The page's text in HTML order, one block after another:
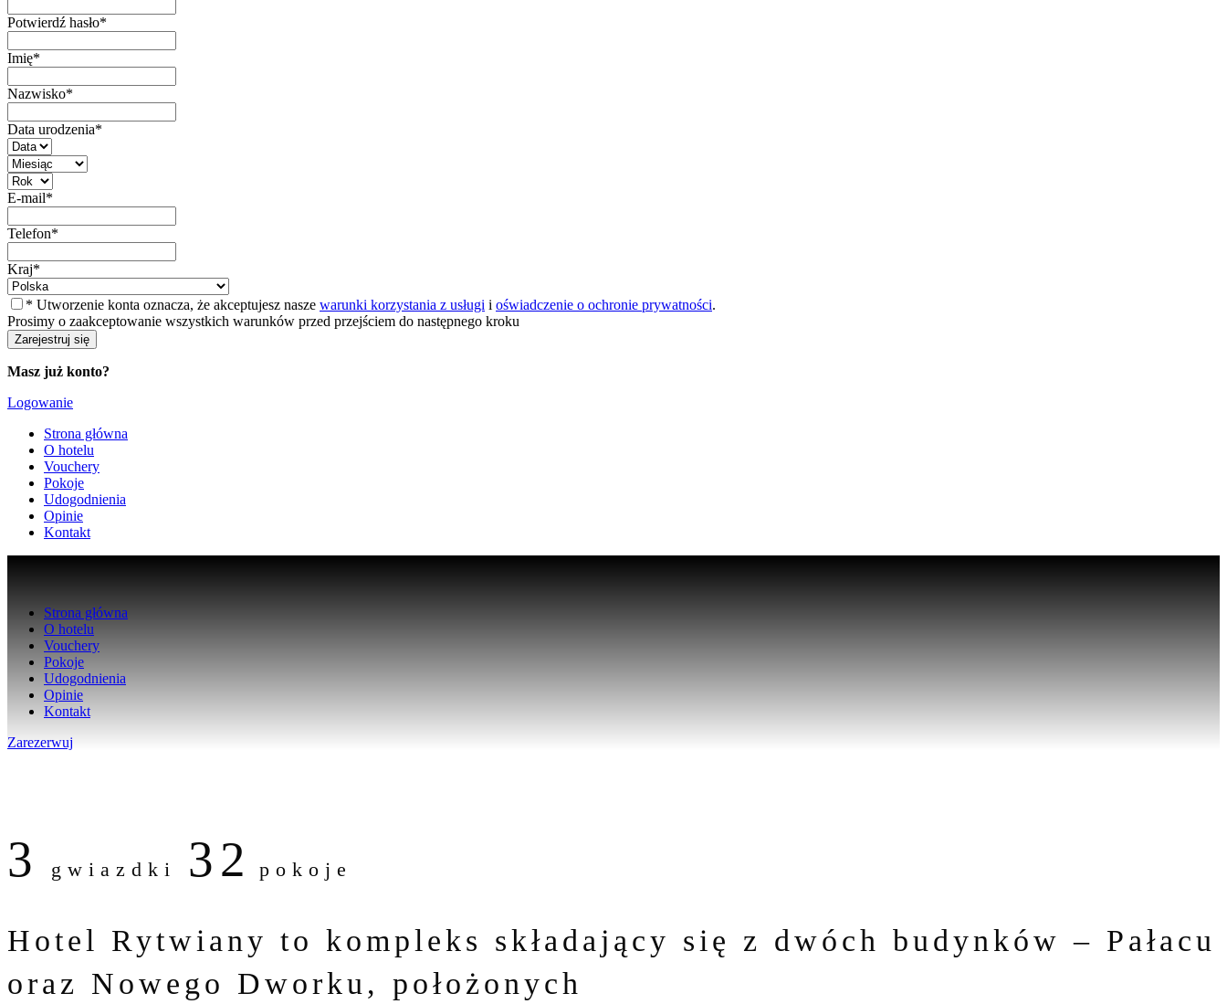
Potwierdź hasło*
Imię*
Nazwisko*
Data urodzenia*
E-mail*
Telefon*
Kraj*
* Utworzenie konta oznacza, że akceptujesz nasze warunki korzystania z usługi i oświadczenie o ochronie prywatności.
Prosimy o zaakceptowanie wszystkich warunków przed przejściem do następnego kroku
Masz już konto?
Logowanie
Strona główna
O hotelu
Vouchery
Pokoje
Udogodnienia
Opinie
Kontakt
Strona główna
O hotelu
Vouchery
Pokoje
Udogodnienia
Opinie
Kontakt
Zarezerwuj
3 gwiazdki 32 pokoje
Hotel Rytwiany to kompleks składający się z dwóch budynków – Pałacu
oraz Nowego Dworku, położonych